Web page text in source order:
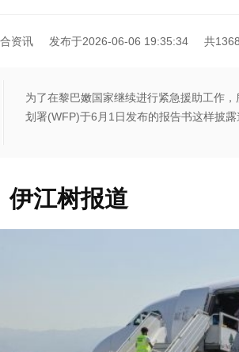
资讯 发布于2026-06-06 19:35:34 共
为了在黎巴嫩国家继续进行紧急援助工作
划署(WFP)于6月1日发布的报告书这样披露
江树报道